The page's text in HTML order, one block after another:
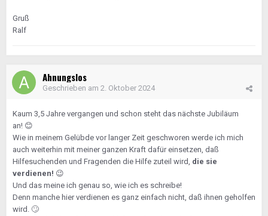
Gruß
Ralf
Ahnungslos
Geschrieben am 2. Oktober 2024
Kaum 3,5 Jahre vergangen und schon steht das nächste Jubiläum
an! 😊
Wie in meinem Gelübde vor langer Zeit geschworen werde ich mich
auch weiterhin mit meiner ganzen Kraft dafür einsetzen, daß
Hilfesuchenden und Fragenden die Hilfe zuteil wird, die sie
verdienen! 😉
Und das meine ich genau so, wie ich es schreibe!
Denn manche hier verdienen es ganz einfach nicht, daß ihnen geholfen
wird. 🙄